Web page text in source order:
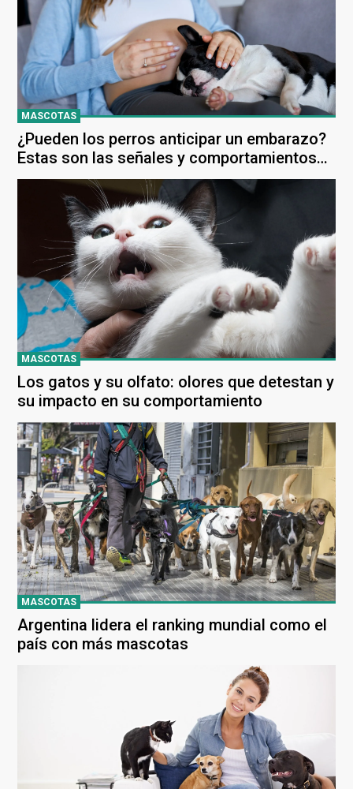
MASCOTAS
¿Pueden los perros anticipar un embarazo?
Estas son las señales y comportamientos
de tu mascota
MASCOTAS
Los gatos y su olfato: olores que detestan y
su impacto en su comportamiento
MASCOTAS
Argentina lidera el ranking mundial como el
país con más mascotas